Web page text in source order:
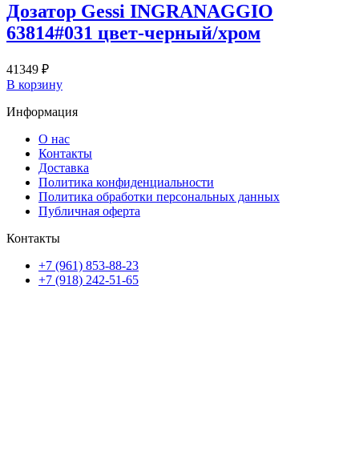
Дозатор Gessi INGRANAGGIO
63814#031 цвет-черный/хром
41349 ₽
В корзину
Информация
О нас
Контакты
Доставка
Политика конфиденциальности
Политика обработки персональных данных
Публичная оферта
Контакты
+7 (961) 853-88-23
+7 (918) 242-51-65